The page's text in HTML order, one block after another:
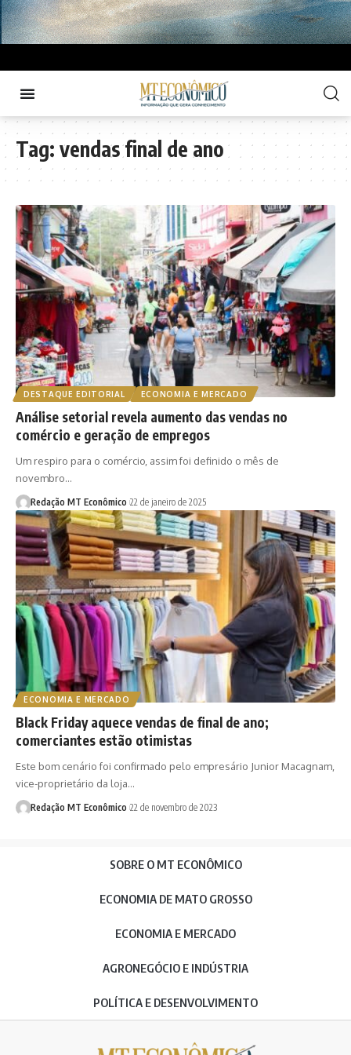
Tag: vendas final de ano
DESTAQUE EDITORIAL ECONOMIA E MERCADO
Análise setorial revela aumento das vendas no
comércio e geração de empregos
Um respiro para o comércio, assim foi definido o mês de
novembro…
Redação MT Econômico 22 de janeiro de 2025
ECONOMIA E MERCADO
Black Friday aquece vendas de final de ano;
comerciantes estão otimistas
Este bom cenário foi confirmado pelo empresário Junior Macagnam,
vice-proprietário da loja…
Redação MT Econômico 22 de novembro de 2023
SOBRE O MT ECONÔMICO
ECONOMIA DE MATO GROSSO
ECONOMIA E MERCADO
AGRONEGÓCIO E INDÚSTRIA
POLÍTICA E DESENVOLVIMENTO